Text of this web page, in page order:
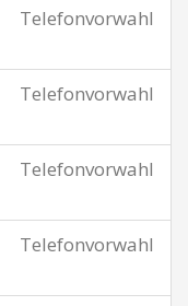
Telefonvorwahl
Telefonvorwahl
Telefonvorwahl
Telefonvorwahl